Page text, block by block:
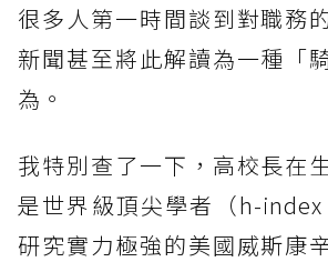
很多人第一時間談到對職務
新聞甚至將此解讀為一種「
為。
我特別查了一下，高校長在
是世界級頂尖學者（h-
研究實力極強的美國威斯康